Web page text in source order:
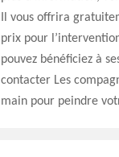
Il vous offrira
prix pour
pouvez bénéficiez à
contacter Les
main pour peindre